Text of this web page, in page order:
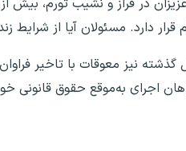
قرار دارد. مسئولان آیا از
نیز معوقات با تاخیر
اجرای به‌موقع حقوق قانونی